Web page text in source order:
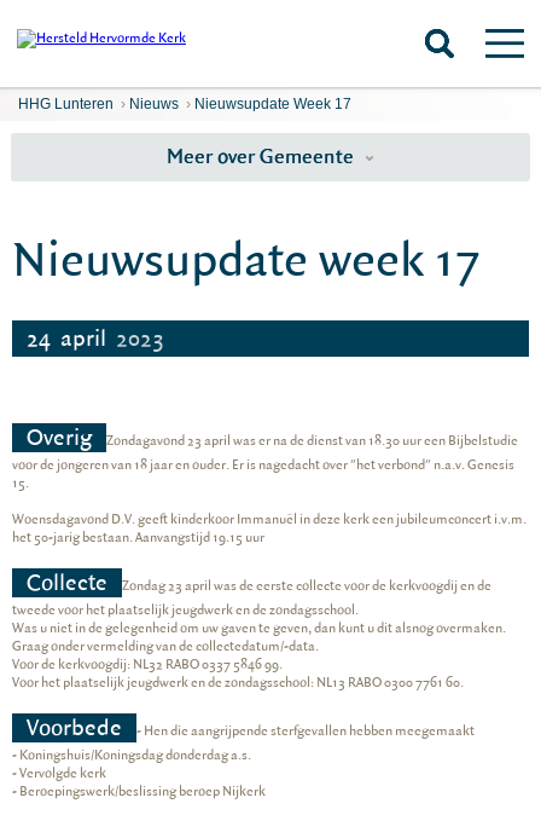
HHG Lunteren › Nieuws › Nieuwsupdate Week 17
Meer over Gemeente
Nieuwsupdate week 17
24 april 2023
Overig
Zondagavond 23 april was er na de dienst van 18.30 uur een Bijbelstudie
voor de jongeren van 18 jaar en ouder. Er is nagedacht over "het verbond" n.a.v. Genesis
15.
Woensdagavond D.V. geeft kinderkoor Immanuël in deze kerk een jubileumconcert i.v.m.
het 50-jarig bestaan. Aanvangstijd 19.15 uur
Collecte
Zondag 23 april was de eerste collecte voor de kerkvoogdij en de
tweede voor het plaatselijk jeugdwerk en de zondagsschool.
Was u niet in de gelegenheid om uw gaven te geven, dan kunt u dit alsnog overmaken.
Graag onder vermelding van de collectedatum/-data.
Voor de kerkvoogdij: NL32 RABO 0337 5846 99.
Voor het plaatselijk jeugdwerk en de zondagsschool: NL13 RABO 0300 7761 60.
Voorbede
- Hen die aangrijpende sterfgevallen hebben meegemaakt
- Koningshuis/Koningsdag donderdag a.s.
- Vervolgde kerk
- Beroepingswerk/beslissing beroep Nijkerk